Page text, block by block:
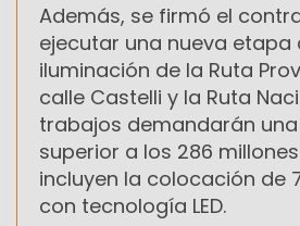
Además, se firmó el
ejecutar una nueva etapa
iluminación de la Ruta
calle Castelli y la Ruta
trabajos demandarán
superior a los 286
incluyen la colocación de
con tecnología LED.